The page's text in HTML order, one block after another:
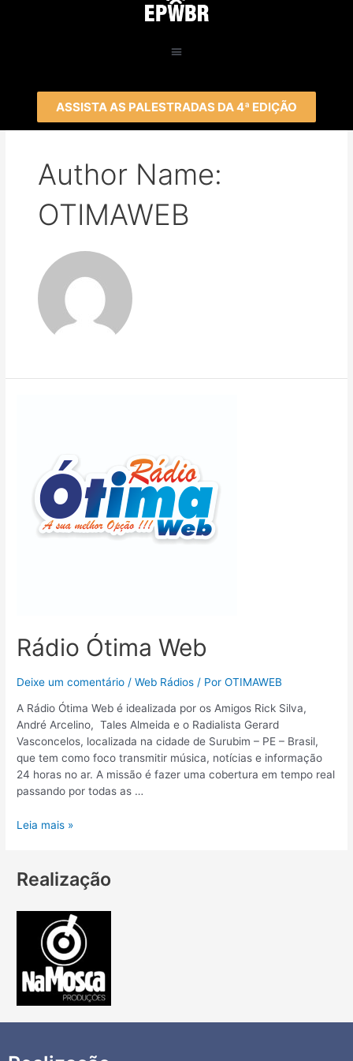
ASSISTA AS PALESTRADAS DA 4ª EDIÇÃO
Author Name:
OTIMAWEB
Rádio Ótima Web
Deixe um comentário /Web Rádios / PorOTIMAWEB
A Rádio Ótima Web é idealizada por os Amigos Rick Silva,
André Arcelino, Tales Almeida e o Radialista Gerard
Vasconcelos, localizada na cidade de Surubim – PE – Brasil,
que tem como foco transmitir música, notícias e informação
24 horas no ar. A missão é fazer uma cobertura em tempo real
passando por todas as …
Leia mais »
Realização